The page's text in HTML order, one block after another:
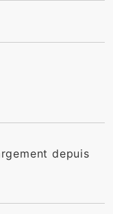
depuis